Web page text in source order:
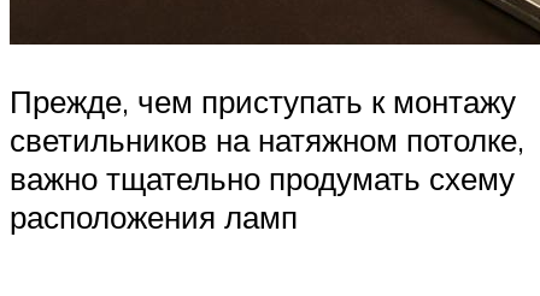
Прежде, чем приступать к монтажу
светильников на натяжном потолке,
важно тщательно продумать схему
расположения ламп